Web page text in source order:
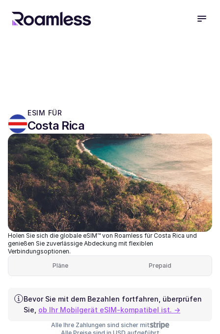
ESIM FÜR
Costa Rica
Holen Sie sich die globale eSIM™ von Roamless für Costa Rica und
genießen Sie zuverlässige Abdeckung mit flexiblen
Verbindungsoptionen.
Pläne
Prepaid
Bevor Sie mit dem Bezahlen fortfahren, überprüfen
Sie, ob Ihr Mobilgerät eSIM-kompatibel ist. →
Alle Ihre Zahlungen sind sicher mit